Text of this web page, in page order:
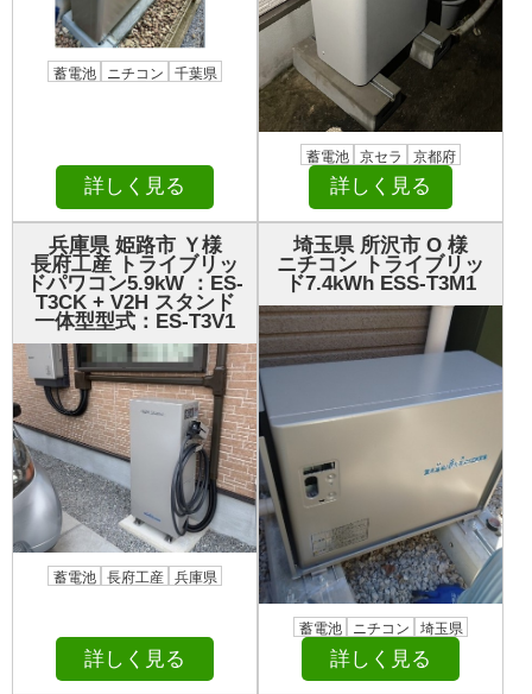
蓄電池 ニチコン 千葉県
詳しく見る
蓄電池 京セラ 京都府
詳しく見る
兵庫県 姫路市 Ｙ様
長府工産 トライブリッ
ドパワコン5.9kW ：ES-
T3CK + V2H スタンド
一体型型式：ES-T3V1
蓄電池 長府工産 兵庫県
詳しく見る
埼玉県 所沢市 О 様
ニチコン トライブリッ
ド7.4kWh ESS-T3M1
蓄電池 ニチコン 埼玉県
詳しく見る